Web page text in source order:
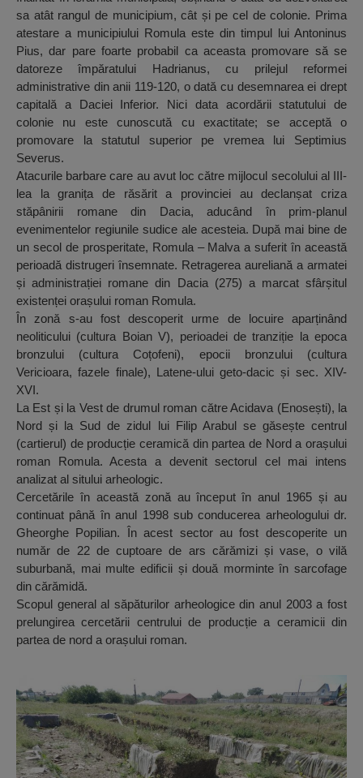
sa atât rangul de municipium, cât și pe cel de colonie. Prima
atestare a municipiului Romula este din timpul lui Antoninus
Pius, dar pare foarte probabil ca aceasta promovare să se
datoreze împăratului Hadrianus, cu prilejul reformei
administrative din anii 119-120, o dată cu desemnarea ei drept
capitală a Daciei Inferior. Nici data acordării statutului de
colonie nu este cunoscută cu exactitate; se acceptă o
promovare la statutul superior pe vremea lui Septimius
Severus.
Atacurile barbare care au avut loc către mijlocul secolului al III-
lea la granița de răsărit a provinciei au declanșat criza
stăpânirii romane din Dacia, aducând în prim-planul
evenimentelor regiunile sudice ale acesteia. După mai bine de
un secol de prosperitate, Romula – Malva a suferit în această
perioadă distrugeri însemnate. Retragerea aureliană a armatei
și administrației romane din Dacia (275) a marcat sfârșitul
existenței orașului roman Romula.
În zonă s-au fost descoperit urme de locuire aparținând
neoliticului (cultura Boian V), perioadei de tranziție la epoca
bronzului (cultura Coțofeni), epocii bronzului (cultura
Vericioara, fazele finale), Latene-ului geto-dacic și sec. XIV-
XVI.
La Est și la Vest de drumul roman către Acidava (Enosești), la
Nord și la Sud de zidul lui Filip Arabul se găsește centrul
(cartierul) de producție ceramică din partea de Nord a orașului
roman Romula. Acesta a devenit sectorul cel mai intens
analizat al sitului arheologic.
Cercetările în această zonă au început în anul 1965 și au
continuat până în anul 1998 sub conducerea arheologului dr.
Gheorghe Popilian. În acest sector au fost descoperite un
număr de 22 de cuptoare de ars cărămizi și vase, o vilă
suburbană, mai multe edificii și două morminte în sarcofage
din cărămidă.
Scopul general al săpăturilor arheologice din anul 2003 a fost
prelungirea cercetării centrului de producție a ceramicii din
partea de nord a orașului roman.